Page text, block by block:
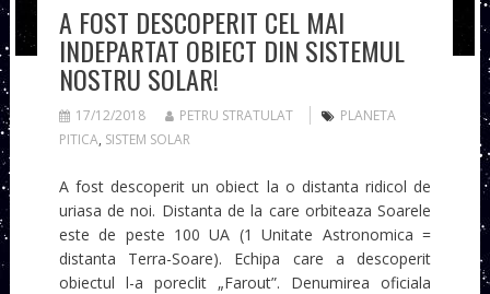
A FOST DESCOPERIT CEL MAI
INDEPARTAT OBIECT DIN SISTEMUL
NOSTRU SOLAR!
17/12/2018 PETRU STRATULAT
PLANETA
PITICA, SISTEM SOLAR
A fost descoperit un obiect la o distanta ridicol de
uriasa de noi. Distanta de la care orbiteaza Soarele
este de peste 100 UA (1 Unitate Astronomica =
distanta Terra-Soare). Echipa care a descoperit
obiectul l-a poreclit „Farout”. Denumirea oficiala